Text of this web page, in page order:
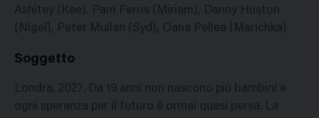
Ashitey (Kee), Pam Ferris (Miriam), Danny Huston
(Nigel), Peter Mullan (Syd), Oana Pellea (Marichka)
Soggetto
Londra, 2027. Da 19 anni non nascono più bambini e
ogni speranza per il futuro è ormai quasi persa. La